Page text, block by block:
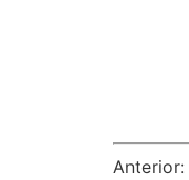
Anterior: